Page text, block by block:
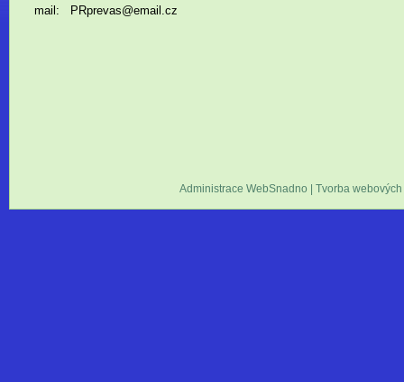
mail: PRprevas@email.cz
Administrace WebSnadno Tvorba